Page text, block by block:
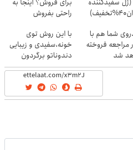
سفیدکننده
برای فروش؟ اینجا به
راحتی بفروش
شما هم با
مراجعه فروخته
شد
با این روش توی
خونه،سفیدی و زیبایی
دندوناتو برگردون
(40%off)